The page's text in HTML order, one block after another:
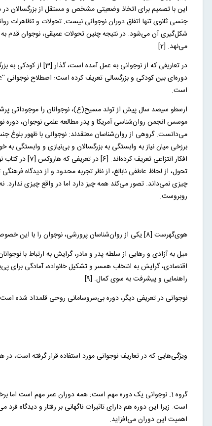
این با تصمیم برای اتخاذ وضعیتی مشخص و مستقل از بزرگسالان
جنسی ثانوی تنها اتفاق دوران نوجوانی نیست. تحولات و
شکل‌گیری آن می‌شود. در نتیجه چنین تحولات عمیقی، نوجوان قدم
می‌نهد. [2]
در تعاریفی که از
است.
موسس انجمن روان‌شناسی آمریکا و پدر مطالعه علمی نوجوان، دوره
می‌دانست. گروهی از روان‌شناسان معتقدند: نوجوانی با ظهور بلوغ
افکار
تحول، از لحاظ عاطفی نابالغ، از نظر تجربه محدود و از دیدگاه
چیزی نمی‌داند. تصور می‌کند همه چیز دارد اما در واقع چیزی ندارد.
روبروست.
هوی‌گهرست [8] یکی از روان‌شناسان پرورشی، نوجوان را با این خصوصیات و آمادگی‌ها تعریف می‌کند:
میل به آزادی و رهایی از سلطه پدر و مادر، گرایش به ارتباط با
اقتصادی، گرایش به انتخاب همسر و تشکیل خانواده، آمادگی برای
راهنمایی و پیشرفت به سوی کمال. [9]
نوجوانی در تعریفی دیگر، دوره بی‌سروسامانی روحی قلمداد شده
ویژگی‌هایی که در تعاریف نوجوانی مورد استفاده قرار گرفته است،
گروه 1. نوجوانی یک دوره مهم است: همه دوران عمر مهم است اما
است. زیرا این دوره هم دارای تاثیرات ناگهانی بر رفتار و دیدگاه
اهمیت این دوران می‌افزاید.